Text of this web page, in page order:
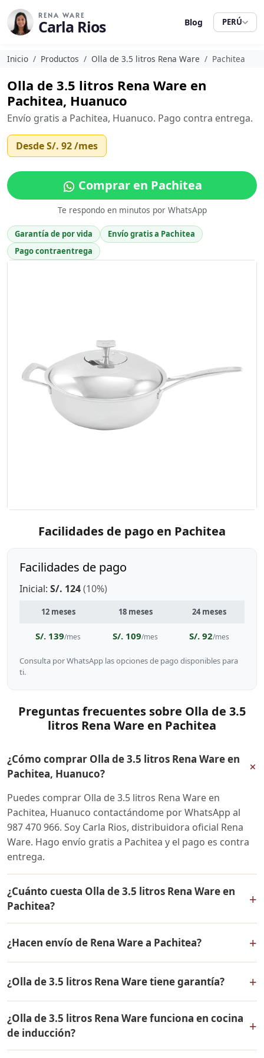
RENA WARE
Carla Rios Blog PERÚ
Inicio Productos Olla de 3.5 litros Rena Ware Pachitea
Olla de 3.5 litros Rena Ware en
Pachitea, Huanuco
Envío gratis a Pachitea, Huanuco. Pago contra entrega.
DesdeS/. 92/mes
Comprar en Pachitea
Te respondo en minutos por WhatsApp
Garantía de por vida
Envío gratis a Pachitea
Pago contraentrega
Facilidades de pago en Pachitea
Facilidades de pago
Inicial: S/. 124(10%)
12 meses 18 meses 24 meses
S/. 139/mes S/. 109/mes S/. 92/mes
Consulta por WhatsApp las opciones de pago disponibles para
ti.
Preguntas frecuentes sobre Olla de 3.5
litros Rena Ware en Pachitea
¿Cómo comprar Olla de 3.5 litros Rena Ware en
Pachitea, Huanuco?
+
Puedes comprar Olla de 3.5 litros Rena Ware en
Pachitea, Huanuco contactándome por WhatsApp al
987 470 966. Soy Carla Rios, distribuidora oficial Rena
Ware. Hago envío gratis a Pachitea y el pago es contra
entrega.
¿Cuánto cuesta Olla de 3.5 litros Rena Ware en
Pachitea?
+
todo el Perú. Contáctame por WhatsApp para conocer
el precio actual, promociones disponibles y facilidades
de pago en cuotas desde el 10% de inicial.
¿Hacen envío de Rena Ware a Pachitea? +
a Pachitea, Huanuco y a todo el Perú. El pago es contra
entrega.
¿Olla de 3.5 litros Rena Ware tiene garantía? +
vida contra defectos de fabricación. Todos los
productos Rena Ware están fabricados en acero
inoxidable quirúrgico 18/10 de la más alta calidad.
¿Olla de 3.5 litros Rena Ware funciona en cocina
de inducción?
+